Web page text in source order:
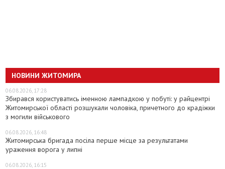
НОВИНИ ЖИТОМИРА
06.08.2026, 17:28
Збирався користуватись іменною лампадкою у побуті: у райцентрі
Житомирської області розшукали чоловіка, причетного до крадіжки
з могили військового
06.08.2026, 16:48
Житомирська бригада посіла перше місце за результатами
ураження ворога у липні
06.08.2026, 16:15